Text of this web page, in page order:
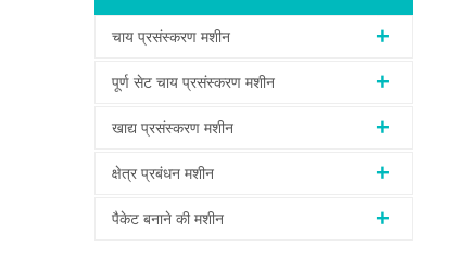
चाय प्रसंस्करण मशीन
पूर्ण सेट चाय प्रसंस्करण मशीन
खाद्य प्रसंस्करण मशीन
क्षेत्र प्रबंधन मशीन
पैकेट बनाने की मशीन